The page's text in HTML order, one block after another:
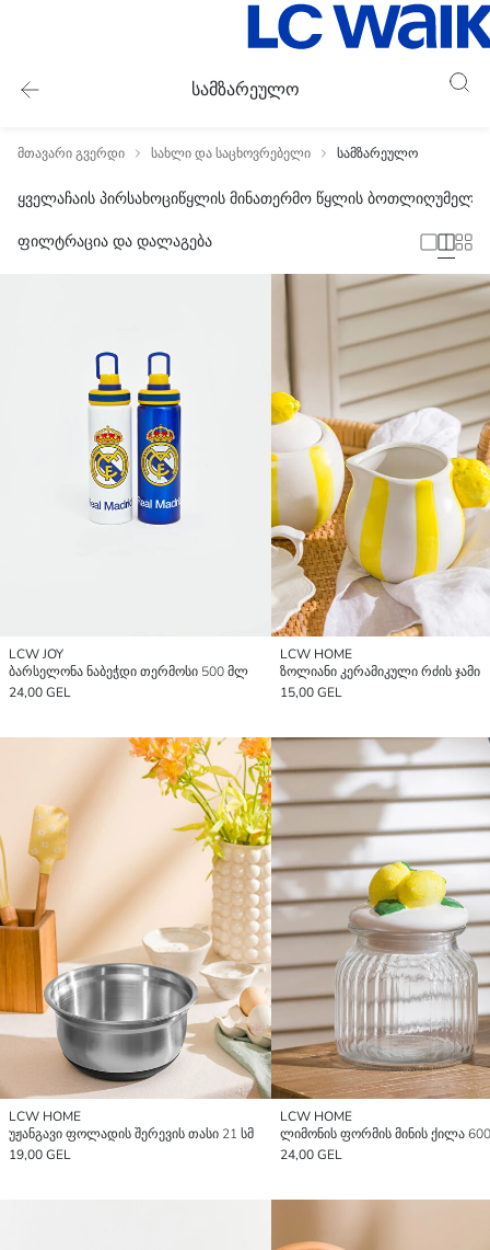
სამზარეულო
მთავარი გვერდი სახლი და საცხოვრებელი სამზარეულო
ყველაჩაის პირსახოციწყლის მინათერმო წყლის ბოთლი
ფილტრაცია და დალაგება
LCW JOY
ბარსელონა ნაბეჭდი თერმოსი 500 მლ
24,00 GEL
LCW HOME
ზოლიანი კერამიკული რძის ჯამი
15,00 GEL
LCW HOME
უჟანგავი ფოლადის შერევის თასი 21 სმ
19,00 GEL
LCW HOME
ლიმონის ფორმის მინის ქილა
24,00 GEL